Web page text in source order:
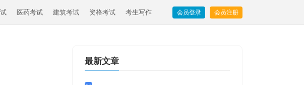
医药考试 建筑考试 资格考试 考生写作 会员登录 会员注册
最新文章